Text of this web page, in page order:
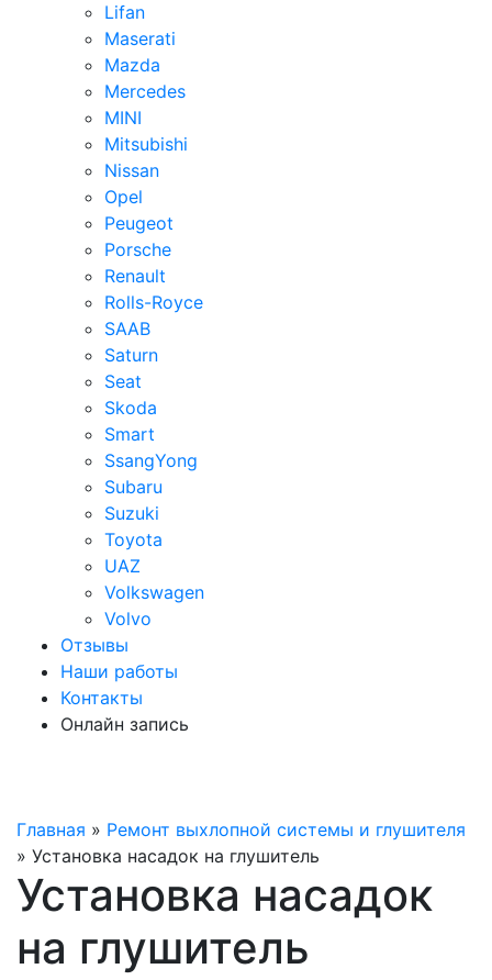
Lifan
Maserati
Mazda
Mercedes
MINI
Mitsubishi
Nissan
Opel
Peugeot
Porsche
Renault
Rolls-Royce
SAAB
Saturn
Seat
Skoda
Smart
SsangYong
Subaru
Suzuki
Toyota
UAZ
Volkswagen
Volvo
Отзывы
Наши работы
Контакты
Онлайн запись
Главная » Ремонт выхлопной системы и глушителя
» Установка насадок на глушитель
Установка насадок
на глушитель